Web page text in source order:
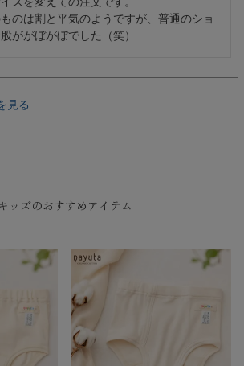
のは割と平気のようですが、普通のショ
ががぼがぼでした（笑）
見る
キッズのおすすめアイテム